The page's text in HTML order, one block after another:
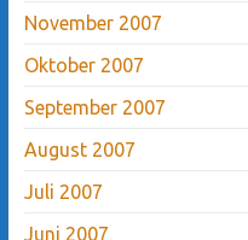
November 2007
Oktober 2007
September 2007
August 2007
Juli 2007
Juni 2007